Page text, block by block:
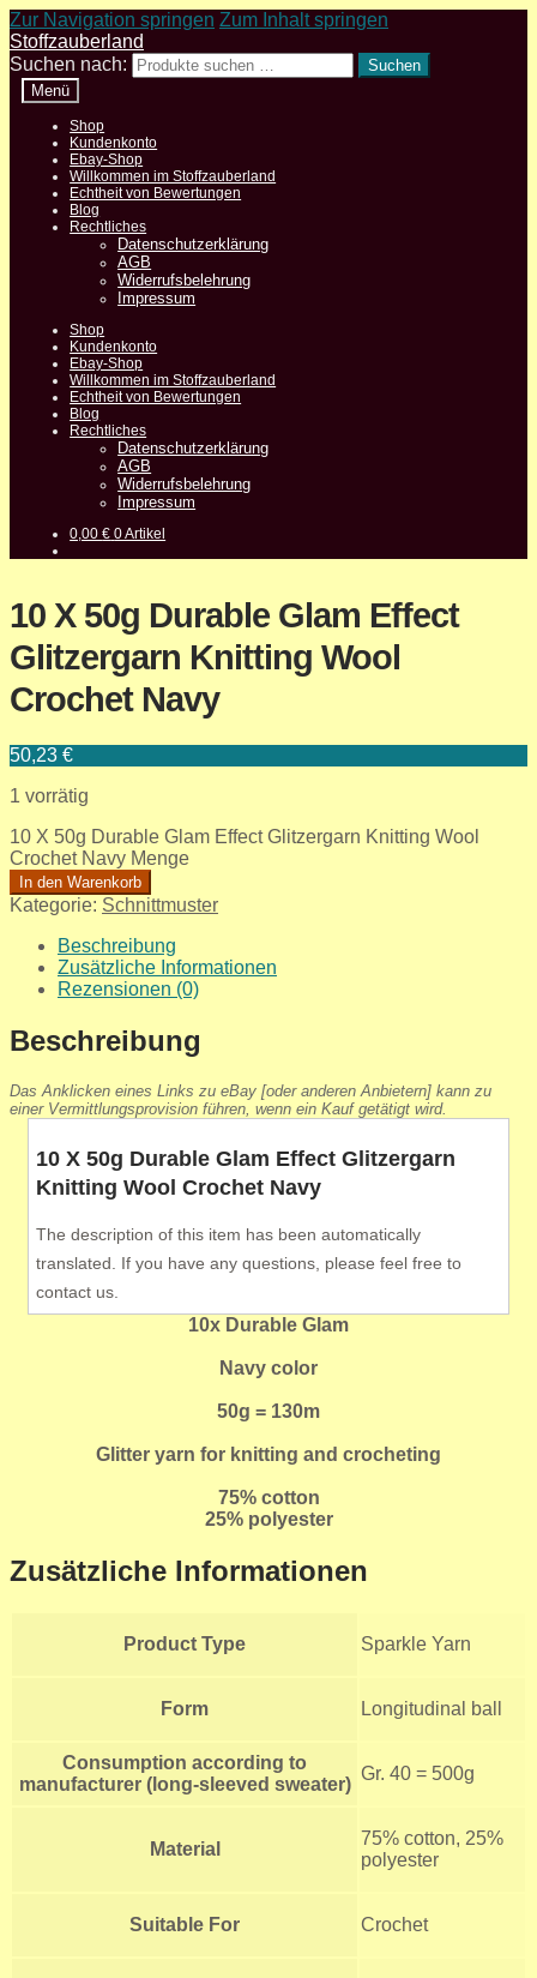
Zur Navigation springen Zum Inhalt springen
Stoffzauberland
Suchen nach:
Suchen
Menü
Shop
Kundenkonto
Ebay-Shop
Willkommen im Stoffzauberland
Echtheit von Bewertungen
Blog
Rechtliches
Datenschutzerklärung
AGB
Widerrufsbelehrung
Impressum
Shop
Kundenkonto
Ebay-Shop
Willkommen im Stoffzauberland
Echtheit von Bewertungen
Blog
Rechtliches
Datenschutzerklärung
AGB
Widerrufsbelehrung
Impressum
0,00€ 0 Artikel
10 X 50g Durable Glam Effect
Glitzergarn Knitting Wool
Crochet Navy
50,23 €
1 vorrätig
10 X 50g Durable Glam Effect Glitzergarn Knitting Wool
Crochet Navy Menge
In den Warenkorb
Kategorie: Schnittmuster
Beschreibung
Zusätzliche Informationen
Rezensionen (0)
Beschreibung
Das Anklicken eines Links zu eBay [oder anderen Anbietern] kann zu
einer Vermittlungsprovision führen, wenn ein Kauf getätigt wird.
10 X 50g Durable Glam Effect Glitzergarn
Knitting Wool Crochet Navy
The description of this item has been automatically
translated. If you have any questions, please feel free to
contact us.
10x Durable Glam
Navy color
50g = 130m
Glitter yarn for knitting and crocheting
75% cotton
25% polyester
Zusätzliche Informationen
Product Type Sparkle Yarn
Form Longitudinal ball
Consumption according to
manufacturer (long-sleeved sweater)
Gr. 40 = 500g
Material
75% cotton, 25%
polyester
Suitable For Crochet